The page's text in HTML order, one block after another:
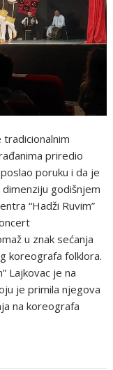
tradicionalnim
priredio
poruku i da je
godišnjem
“Hadži Ruvim”
u znak sećanja
koreografa folklora.
Lajkovac je na
je primila njegova
na koreografa